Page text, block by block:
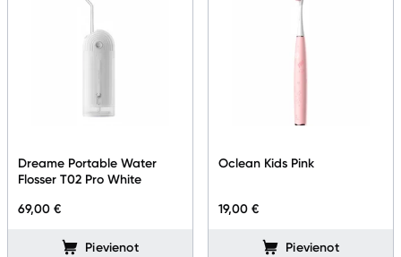
Dreame Portable Water
Flosser T02 Pro White
69,00 €
Pievienot
Oclean Kids Pink
19,00 €
Pievienot